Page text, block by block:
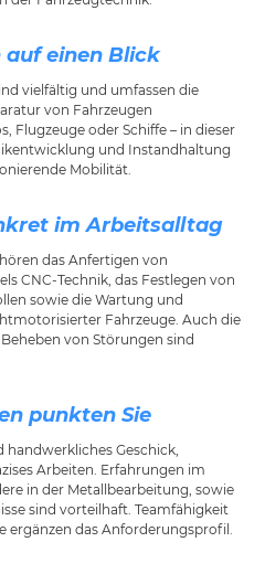
einen Blick
vielfältig und umfassen die
von Fahrzeugen
Flugzeuge oder Schiffe – in dieser
und Instandhaltung
Mobilität.
im Arbeitsalltag
das Anfertigen von
CNC-Technik, das Festlegen von
sowie die Wartung und
Fahrzeuge. Auch die
von Störungen sind
punkten Sie
handwerkliches Geschick,
Arbeiten. Erfahrungen im
in der Metallbearbeitung, sowie
sind vorteilhaft. Teamfähigkeit
ergänzen das Anforderungsprofil.